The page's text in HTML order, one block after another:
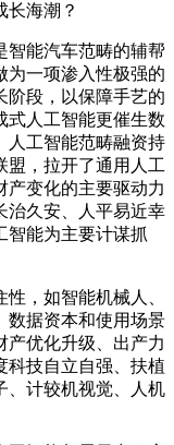
长海潮？
能汽车范畴的辅帮
为一项渗入性极强的
阶段，以保障手艺的
式人工智能更催生数
人工智能范畴融资持
盟，拉开了通用人工
产变化的主要驱动力
治久安、人平易近幸
智能为主要计谋抓
，如智能机械人、
数据资本和使用场景
产优化升级、出产力
科技自立自强、扶植
、计较机视觉、人机